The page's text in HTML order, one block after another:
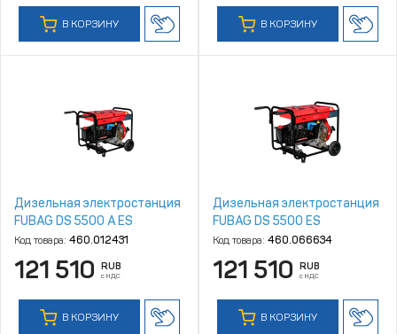
В КОРЗИНУ В КОРЗИНУ
Дизельная электростанция
FUBAG DS 5500 A ES
Код товара: 460.012431
121 510 RUB
с НДС
В КОРЗИНУ
Дизельная электростанция
FUBAG DS 5500 ES
Код товара: 460.066634
121 510 RUB
с НДС
В КОРЗИНУ